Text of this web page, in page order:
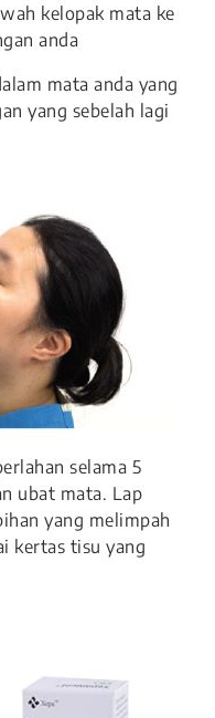
kelopak mata ke
anda
mata anda yang
yang sebelah lagi
selama 5
ubat mata. Lap
yang melimpah
kertas tisu yang